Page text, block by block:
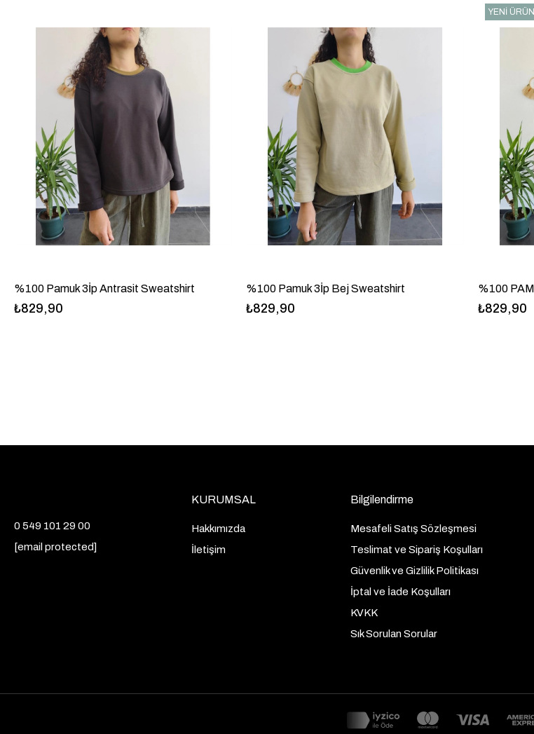
%100 Pamuk 3İp Antrasit Sweatshirt
₺829,90
%100 Pamuk 3İp Bej Sweatshirt
₺829,90 ₺829,90
YENI ÜRÜN
0 549 101 29 00
[email protected]
KURUMSAL
Hakkımızda
İletişim
Bilgilendirme
Mesafeli Satış Sözleşmesi
Teslimat ve Sipariş Koşulları
Güvenlik ve Gizlilik Politikası
İptal ve İade Koşulları
KVKK
Sık Sorulan Sorular